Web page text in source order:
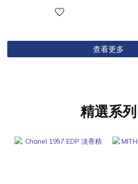
查看更多
精選系列